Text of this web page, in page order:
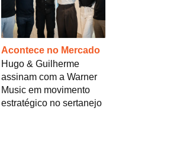
Acontece no Mercado
Hugo & Guilherme
assinam com a Warner
Music em movimento
estratégico no sertanejo